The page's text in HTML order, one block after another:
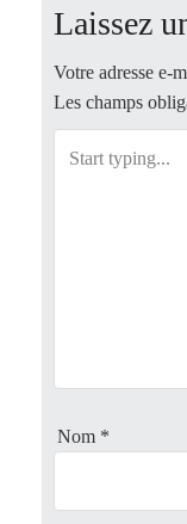
n
a
Laissez
Votre adresse e-
Les champs
Nom *